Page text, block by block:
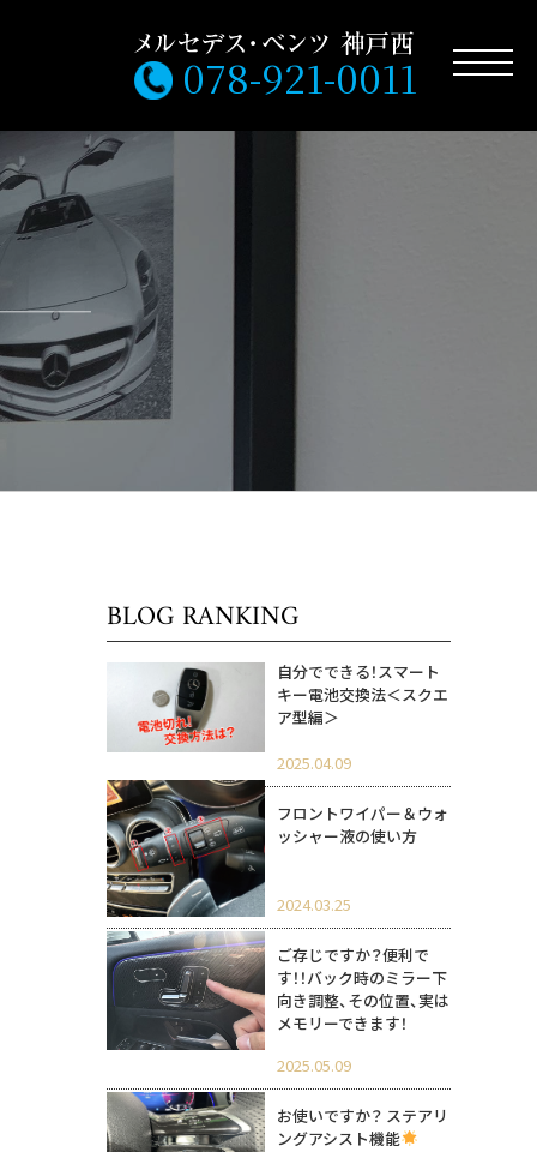
078-921-0011
BLOG RANKING
自分でできる！スマート
キー電池交換法＜スクエ
ア型編＞
2025.04.09
フロントワイパー＆ウォ
ッシャー液の使い方
2024.03.25
ご存じですか？便利で
す！！バック時のミラー下
向き調整、その位置、実は
メモリーできます！
2025.05.09
お使いですか？ ステアリ
ングアシスト機能